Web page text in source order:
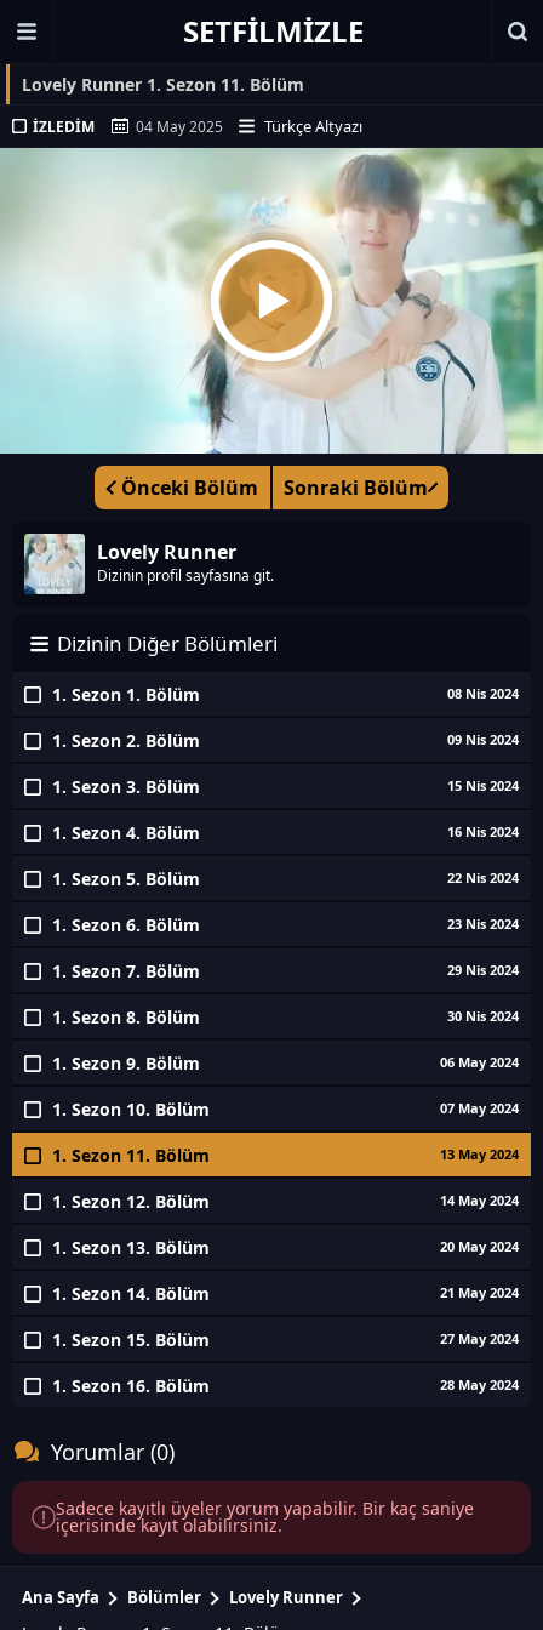
SETFILMIZLE
Lovely Runner 1. Sezon 11. Bölüm
İZLEDIM 04 May 2025 Türkçe Altyazı
Önceki Bölüm Sonraki Bölüm
Lovely Runner
Dizinin profil sayfasına git.
Dizinin Diğer Bölümleri
1. Sezon 1. Bölüm 08 Nis 2024
1. Sezon 2. Bölüm 09 Nis 2024
1. Sezon 3. Bölüm 15 Nis 2024
1. Sezon 4. Bölüm 16 Nis 2024
1. Sezon 5. Bölüm 22 Nis 2024
1. Sezon 6. Bölüm 23 Nis 2024
1. Sezon 7. Bölüm 29 Nis 2024
1. Sezon 8. Bölüm 30 Nis 2024
1. Sezon 9. Bölüm 06 May 2024
1. Sezon 10. Bölüm 07 May 2024
1. Sezon 11. Bölüm 13 May 2024
1. Sezon 12. Bölüm 14 May 2024
1. Sezon 13. Bölüm 20 May 2024
1. Sezon 14. Bölüm 21 May 2024
1. Sezon 15. Bölüm 27 May 2024
1. Sezon 16. Bölüm 28 May 2024
Yorumlar (0)
Sadece kayıtlı üyeler yorum yapabilir. Bir kaç saniye
içerisinde kayıt olabilirsiniz.
Ana Sayfa Bölümler Lovely Runner